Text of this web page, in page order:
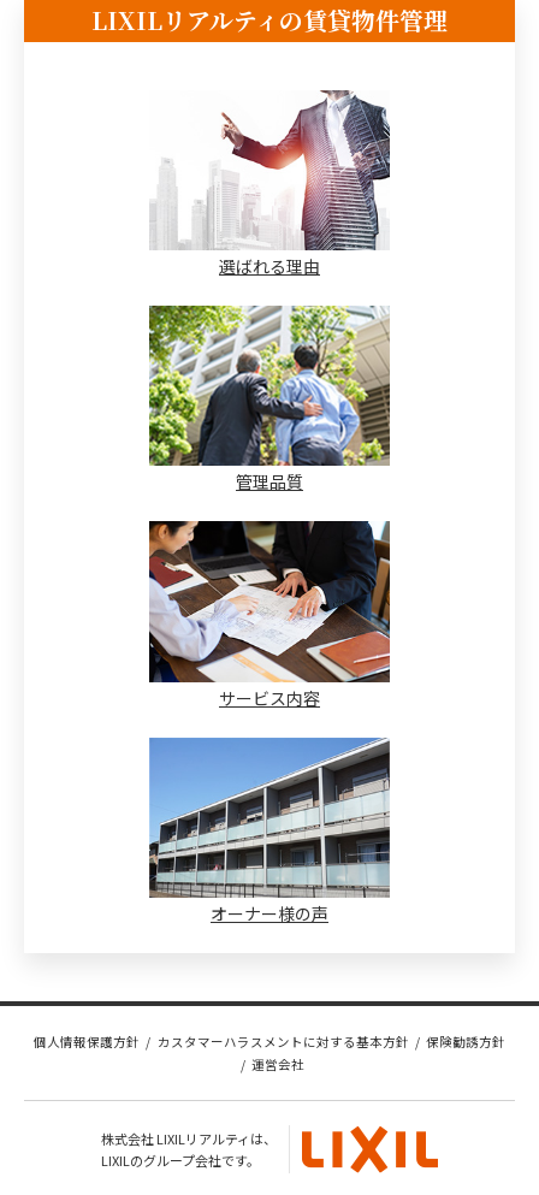
LIXILリアルティの賃貸物件管理
選ばれる理由
管理品質
サービス内容
オーナー様の声
個人情報保護方針 カスタマーハラスメントに対する基本方針
保険勧誘方針
運営会社
株式会社 LIXILリアルティは、
LIXILのグループ会社です。